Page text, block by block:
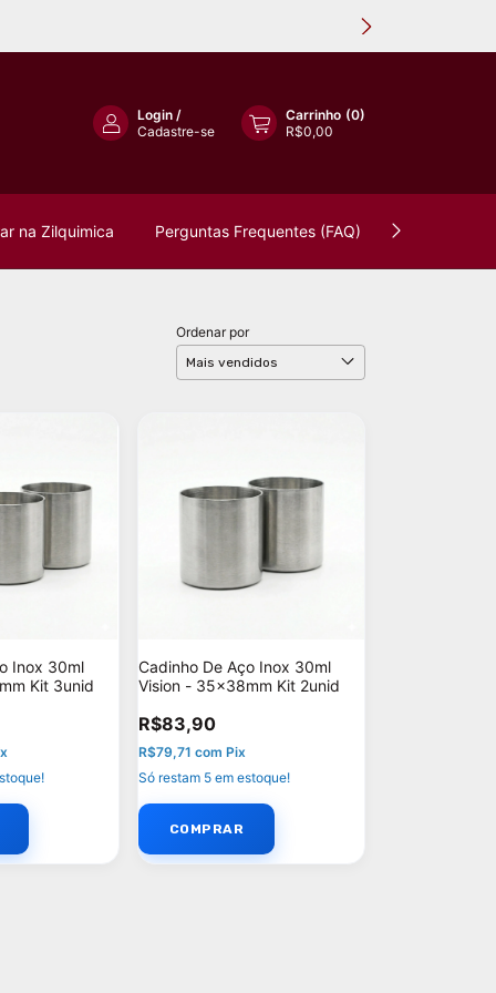
Login /
Cadastre-se
Carrinho (0)
R$0,00
na Zilquimica Perguntas Frequentes (FAQ)
Ordenar por
Inox 30ml
Kit 3unid
Cadinho De Aço Inox 30ml
Vision - 35x38mm Kit 2unid
R$83,90
R$79,71 com Pix
Só restam 5em estoque!